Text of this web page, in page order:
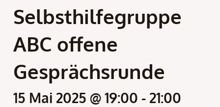
Selbsthilfegruppe
ABC offene
Gesprächsrunde
15 Mai 2025 @ 19:00 - 21:00